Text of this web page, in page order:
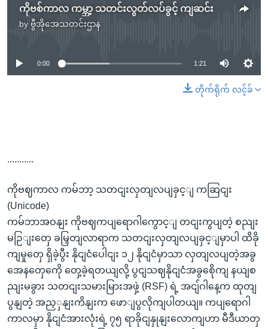
ကိုဗစ်ကာလ ကမ္ဘာ့ သတင်းလွတ်လပ်ခွင့် ကျဆင်း
by ဗွီအိုအေသတင်းဌာန
No media source currently available
0:00 1:21
တိုက်ရိုက် လင့်ခ်
...........
ကိုဗဈကာလ ကမ်ဘာ့ သတငျးလှတျလပျခှင့ျ ကဆြငျး
(Unicode)
ကမ်ဘာအဝနျး ကိုဗဈကပျရောဂါကွောင့ျ တငျးကွပျတဲ့ စညျး
မဉြျးတှေ ခမြှတျလာရာက သတငျးလှတျလပျခှင့ျမှာပါ ထိခို
ကျမှုတှေ ရှိခဲ့ပွီး နိုငျငံပေါငျး ၁၂ နိုငျငံမှာသာ လှတျလပျတဲ့အခွ
အေနတှေကေို တှေ့ခဲ့ရတယျလို့ ပွငျသဈနိုငျငံအခွစေိုကျ နယျစ
ညျးမခွား သတငျးသမားမြားအဖှဲ့ (RSF) ရဲ့ အငျ်ဂါနေ့က ထုတျ
ပွနျတဲ့ အညှှနျးကိနျးက ဖောျပွလိုကျပါတယျ။ ကပျရောဂါ
ကာလမှာ နိုငျငံအားလုံးရဲ့ ၇၅ ရာခိုငျနှုနျးလောကျဟာ မီဒီယာတှ